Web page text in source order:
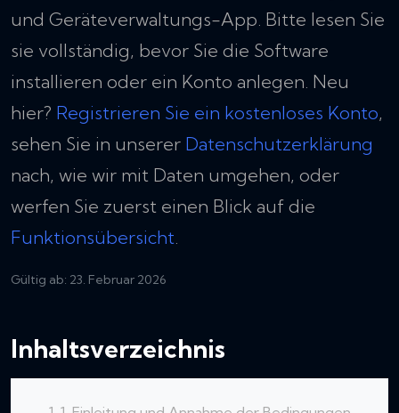
und Geräteverwaltungs-App. Bitte lesen Sie
sie vollständig, bevor Sie die Software
installieren oder ein Konto anlegen. Neu
hier? Registrieren Sie ein kostenloses Konto,
sehen Sie in unserer Datenschutzerklärung
nach, wie wir mit Daten umgehen, oder
werfen Sie zuerst einen Blick auf die
Funktionsübersicht
Gültig ab: 23. Februar 2026
Inhaltsverzeichnis